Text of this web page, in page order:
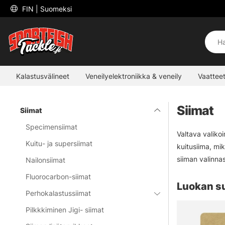
FIN | Suomeksi
Kalastusvälineet Veneilyelektroniikka & veneily
Siimat
Specimensiimat
Kuitu- ja supersiimat
Nailonsiimat
Fluorocarbon-siimat
Perhokalastussiimat
Pilkkkiminen Jigi- siimat
Siimat
Valtava
kuitusiima,
siiman
Luokan